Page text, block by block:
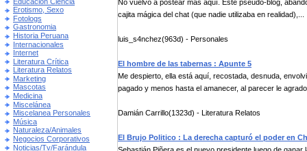
Erotismo, Sexo
Fotologs
Gastronomia
Historia Peruana
Internacionales
Internet
Literatura Crítica
Literatura Relatos
Marketing
Mascotas
Medicina
Miscelánea
Miscelanea Personales
Música
Naturaleza/Animales
Negocios Corporativos
Noticias/Tv/Farándula
No vuelvo a postear más aquí. Este pseudo-blog,
cajita mágica del chat (que nadie utilizaba en realidad),...
luis_s4nchez(963d) - Personales
El hombre de las tabernas : Apunte 5
Me despierto, ella está aquí, recostada, desnuda,
pagado y menos hasta el amanecer, al parecer le
Damián Carrillo(1323d) - Literatura Relatos
El Brujo Politico : La derecha capturó el poder en